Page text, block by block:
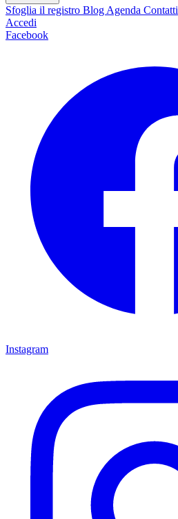
Sfoglia il registro Blog Agenda Contatti
Accedi
Facebook
Instagram